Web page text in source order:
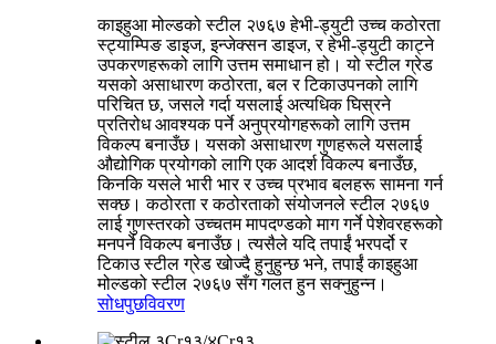
काइहुआ मोल्डको स्टील २७६७ हेभी-ड्युटी उच्च कठोरता
स्ट्याम्पिङ डाइज, इन्जेक्सन डाइज, र हेभी-ड्युटी काट्ने
उपकरणहरूको लागि उत्तम समाधान हो। यो स्टील ग्रेड
यसको असाधारण कठोरता, बल र टिकाउपनको लागि
परिचित छ, जसले गर्दा यसलाई अत्यधिक घिस्रने
प्रतिरोध आवश्यक पर्ने अनुप्रयोगहरूको लागि उत्तम
विकल्प बनाउँछ। यसको असाधारण गुणहरूले यसलाई
औद्योगिक प्रयोगको लागि एक आदर्श विकल्प बनाउँछ,
किनकि यसले भारी भार र उच्च प्रभाव बलहरू सामना गर्न
सक्छ। कठोरता र कठोरताको संयोजनले स्टील २७६७
लाई गुणस्तरको उच्चतम मापदण्डको माग गर्ने पेशेवरहरूको
मनपर्ने विकल्प बनाउँछ। त्यसैले यदि तपाईं भरपर्दो र
टिकाउ स्टील ग्रेड खोज्दै हुनुहुन्छ भने, तपाईं काइहुआ
मोल्डको स्टील २७६७ सँग गलत हुन सक्नुहुन्न।
सोधपुछविवरण